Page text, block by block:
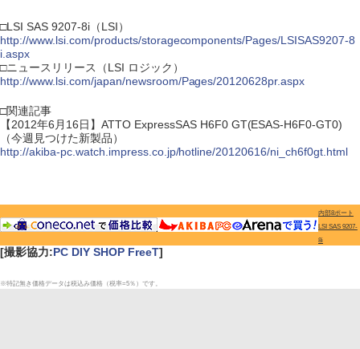
□LSI SAS 9207-8i（LSI）
http://www.lsi.com/products/storagecomponents/Pages/LSISAS9207-8
i.aspx
□ニュースリリース（LSI ロジック）
http://www.lsi.com/japan/newsroom/Pages/20120628pr.aspx
□関連記事
【2012年6月16日】ATTO ExpressSAS H6F0 GT(ESAS-H6F0-GT0)
（今週見つけた新製品）
http://akiba-pc.watch.impress.co.jp/hotline/20120616/ni_ch6f0gt.html
内部8ポート
LSI SAS 9207-
8i
[撮影協力:PC DIY SHOP FreeT]
※特記無き価格データは税込み価格（税率=5％）です。